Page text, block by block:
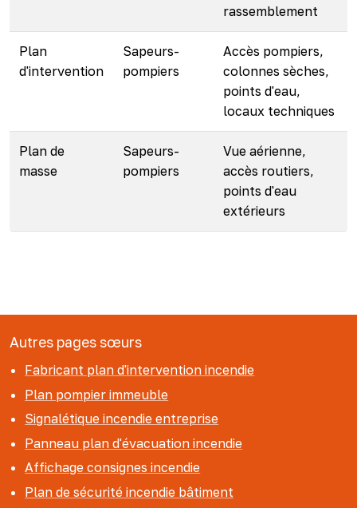
rassemblement
Plan
d'intervention
Sapeurs-
pompiers
Accès pompiers,
colonnes sèches,
points d'eau,
locaux techniques
Plan de
masse
Sapeurs-
pompiers
Vue aérienne,
accès routiers,
points d'eau
extérieurs
Autres pages sœurs
Fabricant plan d'intervention incendie
Plan pompier immeuble
Signalétique incendie entreprise
Panneau plan d'évacuation incendie
Affichage consignes incendie
Plan de sécurité incendie bâtiment